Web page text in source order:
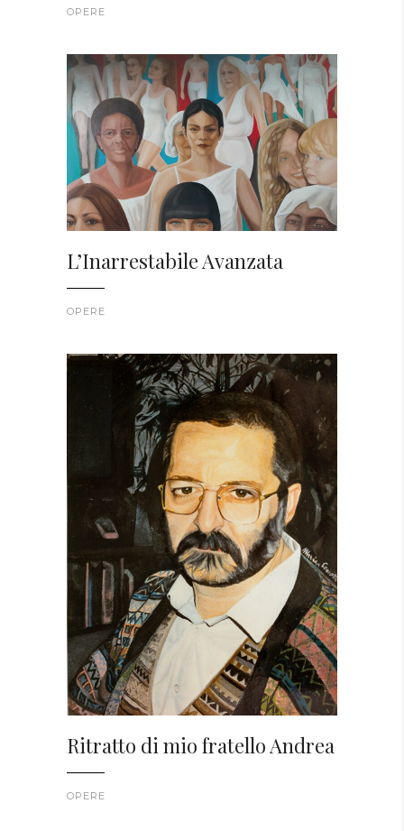
OPERE
L’Inarrestabile Avanzata
OPERE
Ritratto di mio fratello Andrea
OPERE